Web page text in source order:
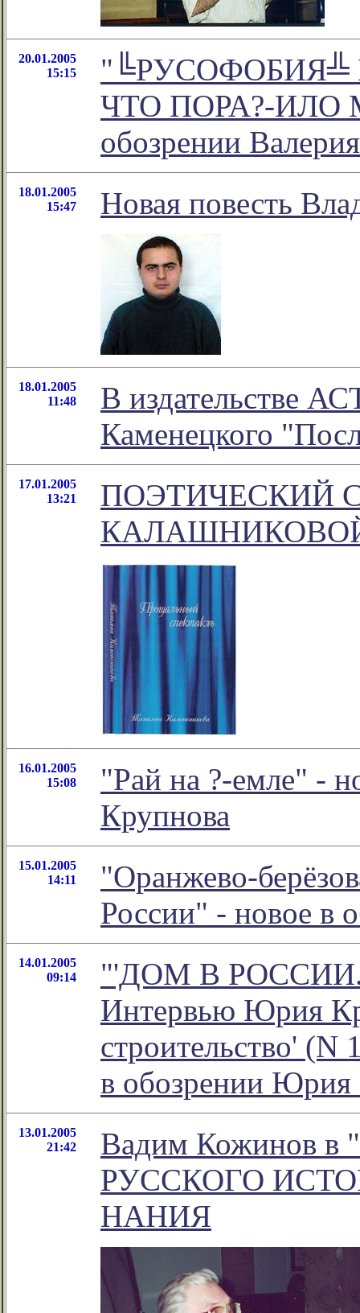
20.01.2005
15:15
"╚РУСОФОБИЯ╩
ЧТО ПОРА?-ИЛО
обозрении
18.01.2005
15:47
Новая повесть
18.01.2005
11:48
В издательстве
Каменецкого
17.01.2005
13:21
ПОЭТИЧЕСКИЙ
16.01.2005
15:08
"Рай на ?-емле" -
Крупнова
15.01.2005
14:11
"Оранжево-
России" - новое в
14.01.2005
09:14
"'ДОМ В РОССИИ.
Интервью Юрия
строительство' (N
в обозрении Юрия
13.01.2005
21:42
Вадим Кожинов в
РУССКОГО
НАНИЯ